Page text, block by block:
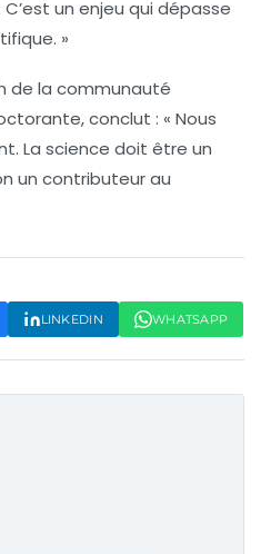
un enjeu qui dépasse
»
de la communauté
conclut : « Nous
La science doit être un
un contributeur au
LINKEDIN WHATSAPP